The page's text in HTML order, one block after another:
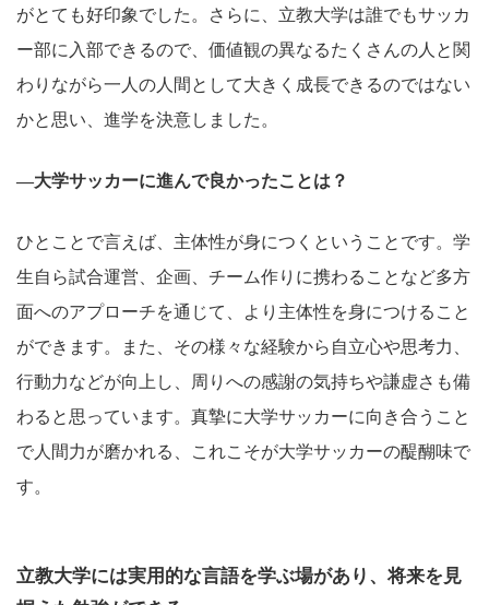
がとても好印象でした。さらに、立教大学は誰でもサッカ
ー部に入部できるので、価値観の異なるたくさんの人と関
わりながら一人の人間として大きく成長できるのではない
かと思い、進学を決意しました。
―大学サッカーに進んで良かったことは？
ひとことで言えば、主体性が身につくということです。学
生自ら試合運営、企画、チーム作りに携わることなど多方
面へのアプローチを通じて、より主体性を身につけること
ができます。また、その様々な経験から自立心や思考力、
行動力などが向上し、周りへの感謝の気持ちや謙虚さも備
わると思っています。真摯に大学サッカーに向き合うこと
で人間力が磨かれる、これこそが大学サッカーの醍醐味で
す。
立教大学には実用的な言語を学ぶ場があり、将来を見